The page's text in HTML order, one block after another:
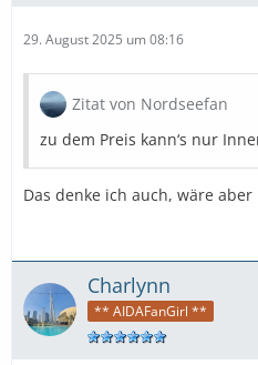
29. August 2025 um 08:16
Zitat von Nordseefan
zu dem Preis kann‘s nur
Das denke ich auch, wäre
Charlynn
** AIDAFanGirl **